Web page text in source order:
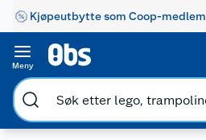
Kjøpeutbytte som Coop-medlem
Meny